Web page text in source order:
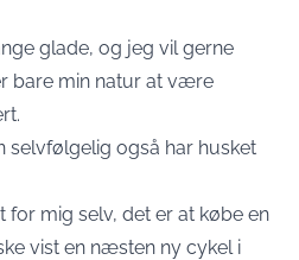
glade, og jeg vil gerne
bare min natur at være
selvfølgelig også har husket
for mig selv, det er at købe en
vist en næsten ny cykel i